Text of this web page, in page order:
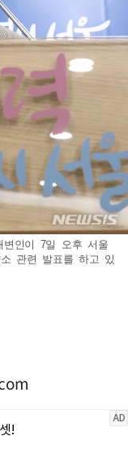
변인이 7일 오후 서울
관련 발표를 하고 있